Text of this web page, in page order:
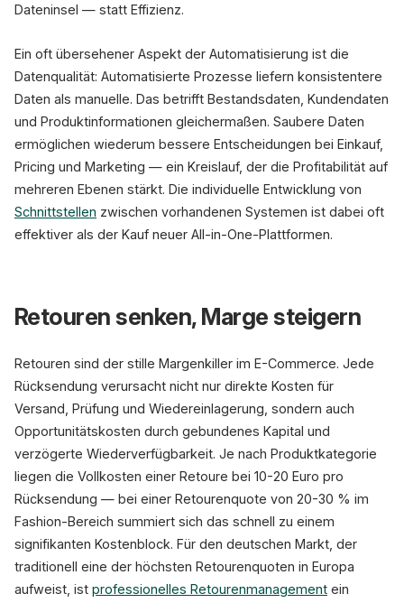
Dateninsel — statt Effizienz.
Ein oft übersehener Aspekt der Automatisierung ist die
Datenqualität: Automatisierte Prozesse liefern konsistentere
Daten als manuelle. Das betrifft Bestandsdaten, Kundendaten
und Produktinformationen gleichermaßen. Saubere Daten
ermöglichen wiederum bessere Entscheidungen bei Einkauf,
Pricing und Marketing — ein Kreislauf, der die Profitabilität auf
mehreren Ebenen stärkt. Die individuelle Entwicklung von
Schnittstellen zwischen vorhandenen Systemen ist dabei oft
effektiver als der Kauf neuer All-in-One-Plattformen.
Retouren senken, Marge steigern
Retouren sind der stille Margenkiller im E-Commerce. Jede
Rücksendung verursacht nicht nur direkte Kosten für
Versand, Prüfung und Wiedereinlagerung, sondern auch
Opportunitätskosten durch gebundenes Kapital und
verzögerte Wiederverfügbarkeit. Je nach Produktkategorie
liegen die Vollkosten einer Retoure bei 10-20 Euro pro
Rücksendung — bei einer Retourenquote von 20-30 % im
Fashion-Bereich summiert sich das schnell zu einem
signifikanten Kostenblock. Für den deutschen Markt, der
traditionell eine der höchsten Retourenquoten in Europa
aufweist, ist professionelles Retourenmanagement ein